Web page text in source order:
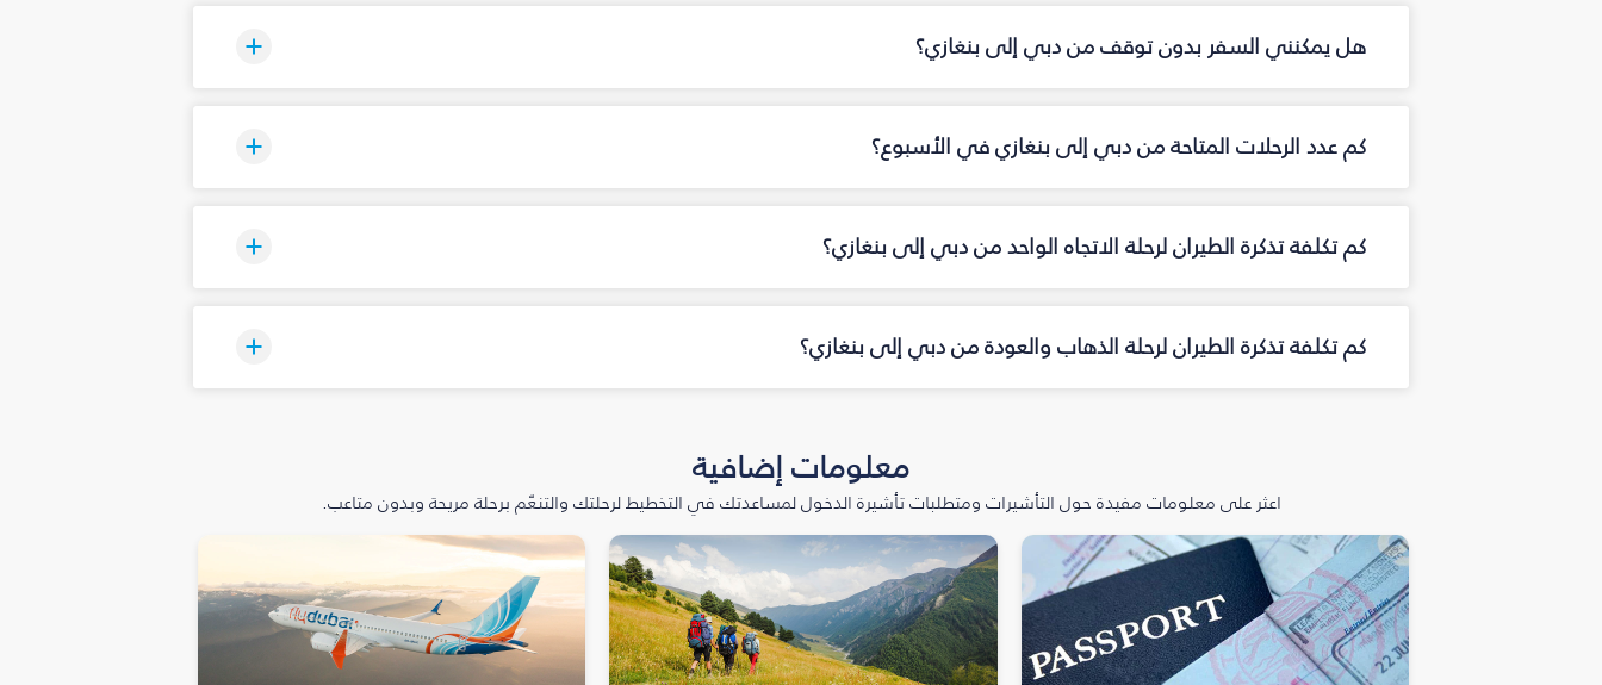
هل يمكنني السفر بدون توقف من دبي إلى بنغازي؟
كم عدد الرحلات المتاحة من دبي إلى بنغازي في الأسبوع؟
كم تكلفة تذكرة الطيران لرحلة الاتجاه الواحد من دبي إلى بنغازي؟
كم تكلفة تذكرة الطيران لرحلة الذهاب والعودة من دبي إلى بنغازي؟
معلومات إضافية
اعثر على معلومات مفيدة حول التأشيرات ومتطلبات تأشيرة الدخول لمساعدتك في التخطيط لرحلتك والتنعّم برحلة مريحة وبدون متاعب.